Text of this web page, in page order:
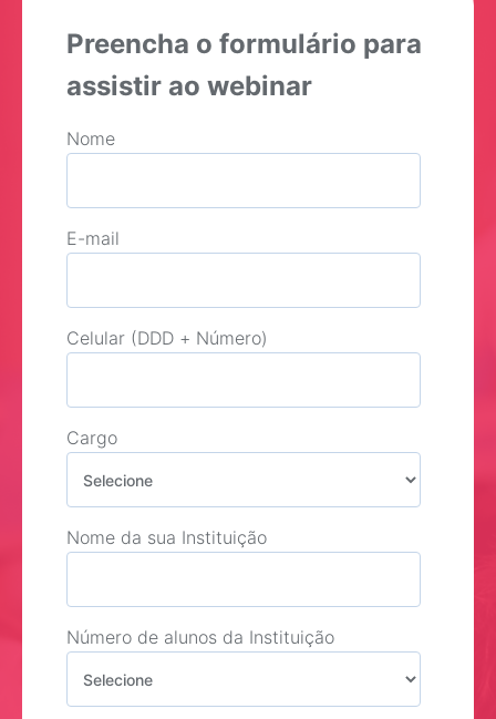
Preencha o formulário para
assistir ao webinar
Nome
E-mail
Celular (DDD + Número)
Cargo
Nome da sua Instituição
Número de alunos da Instituição